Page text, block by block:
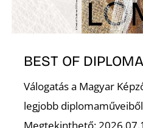
BEST OF
Válogatás a Magyar
legjobb diplomaműveiből
Megtekinthető: